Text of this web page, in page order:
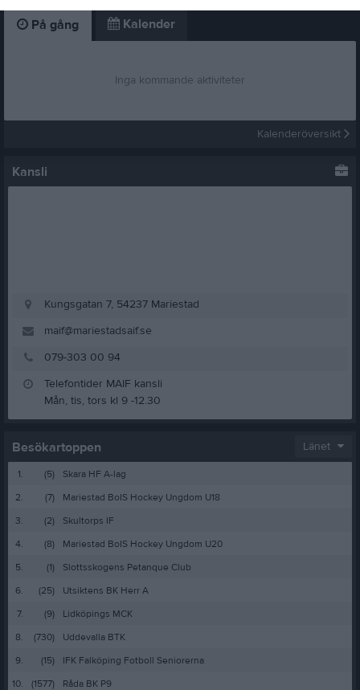
På gång Kalender
Inga kommande aktiviteter
Kalenderöversikt
Kansli
Kungsgatan 7, 54237 Mariestad
maif@mariestadsaif.se
079-303 00 94
Telefontider MAIF kansli
Besökartoppen Länet
1. (5)
Skara HF A-lag
2.
(7)
Mariestad BoIS Hockey Ungdom U18
3.
(2)
Skultorps IF
4.
(8)
Mariestad BoIS Hockey Ungdom U20
5.
(1)
Slottsskogens Petanque Club
6.
(25)
Utsiktens BK Herr A
7.
(9)
Lidköpings MCK
8.
(730)
Uddevalla BTK
9.
(15)
IFK Falköping Fotboll Seniorerna
10.
(1577) Råda BK P9